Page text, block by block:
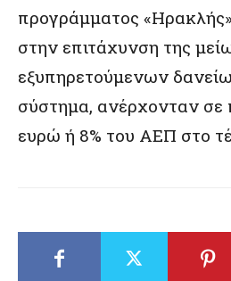
προγράμματος
στην επιτάχυνση της
εξυπηρετούμενων
σύστημα, ανέρχονταν σε
ευρώ ή 8% του ΑΕΠ στο